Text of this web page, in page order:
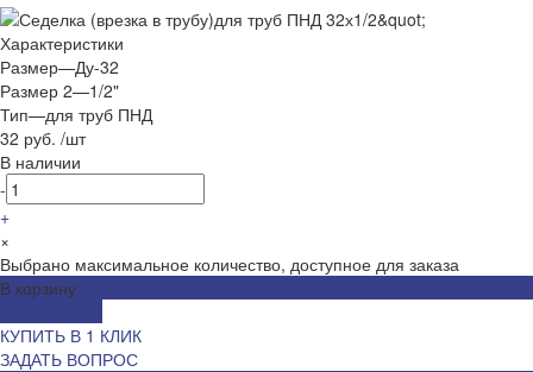
Характеристики
Размер—Ду-32
Размер 2—1/2"
Тип—для труб ПНД
32 руб. /шт
В наличии
-
+
×
Выбрано максимальное количество, доступное для заказа
В корзину
КУПИТЬ В 1 КЛИК
ЗАДАТЬ ВОПРОС